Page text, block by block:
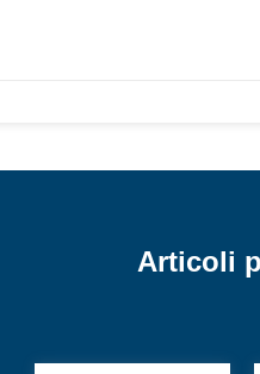
Articoli